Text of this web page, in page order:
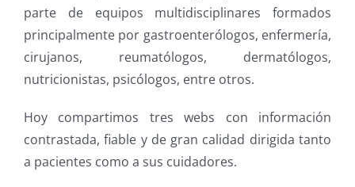
parte de equipos multidisciplinares formados
principalmente por gastroenterólogos, enfermería,
cirujanos, reumatólogos, dermatólogos,
nutricionistas, psicólogos, entre otros.
Hoy compartimos tres webs con información
contrastada, fiable y de gran calidad dirigida tanto
a pacientes como a sus cuidadores.